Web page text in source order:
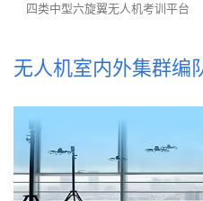
四类中型六旋翼无人机考训平台
无人机室内外集群编